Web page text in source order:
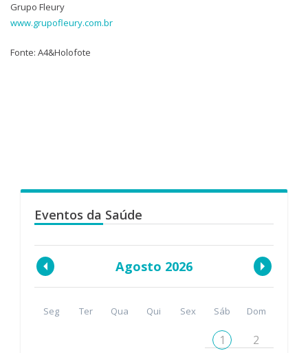
Grupo Fleury
www.grupofleury.com.br
Fonte: A4&Holofote
Eventos da Saúde
Agosto 2026
Seg Ter Qua Qui Sex Sáb Dom
1
2